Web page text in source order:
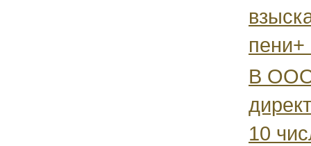
пени+
В
10